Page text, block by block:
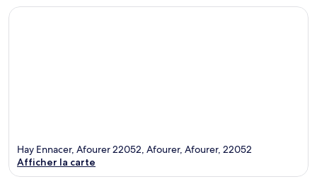
Hay Ennacer, Afourer 22052, Afourer, Afourer, 22052
Afficher la carte